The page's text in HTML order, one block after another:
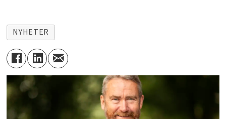
NYHETER